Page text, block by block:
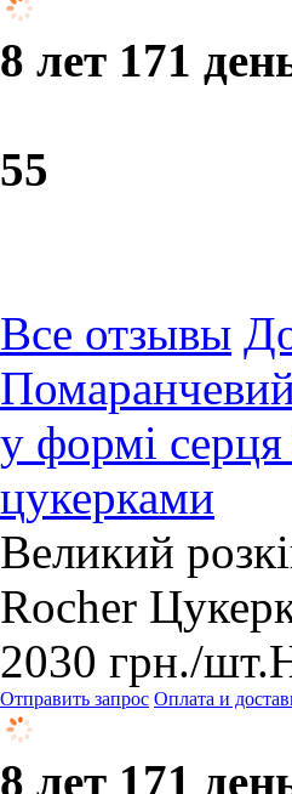
8 лет 171
55
Все отзывы
у формі
цукерками
Великий
Rocher
2030 грн./шт.
Отправить запрос Оплата и
8 лет 171